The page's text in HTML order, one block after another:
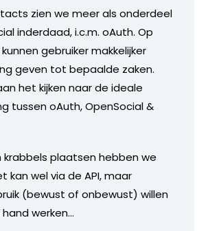
zien we meer als onderdeel
inderdaad, i.c.m. oAuth. Op
gebruiker makkelijker
geven tot bepaalde zaken.
het kijken naar de ideale
tussen oAuth, OpenSocial &
plaatsen hebben we
kan wel via de API, maar
(bewust of onbewust) willen
werken…